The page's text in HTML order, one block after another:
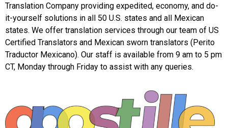
Translation Company providing expedited, economy, and do-
it-yourself solutions in all 50 U.S. states and all Mexican
states. We offer translation services through our team of US
Certified Translators and Mexican sworn translators (Perito
Traductor Mexicano). Our staff is available from 9 am to 5 pm
CT, Monday through Friday to assist with any queries.